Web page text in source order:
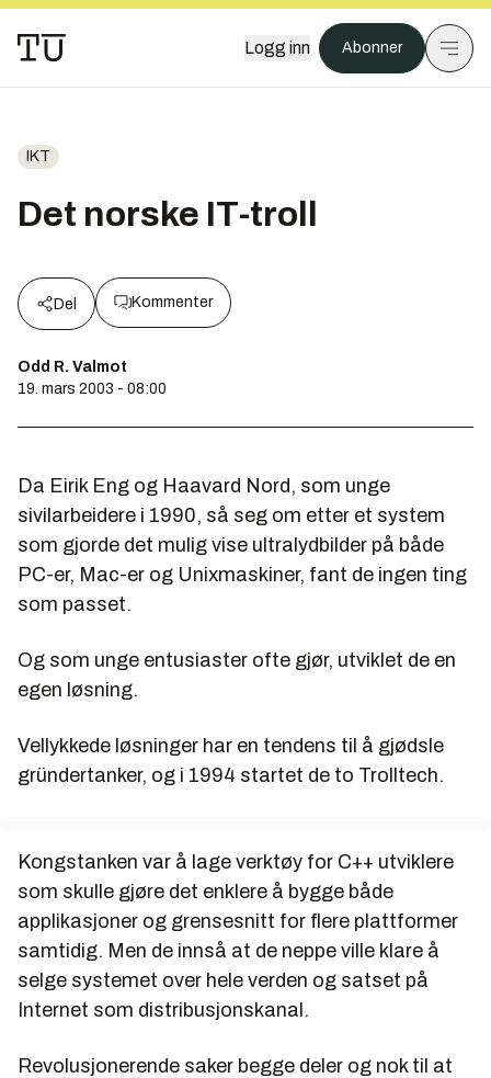
Logg inn Abonner
IKT
Det norske IT-troll
Del Kommenter
Odd R. Valmot
19. mars 2003 - 08:00
Da Eirik Eng og Haavard Nord, som unge
sivilarbeidere i 1990, så seg om etter et system
som gjorde det mulig vise ultralydbilder på både
PC-er, Mac-er og Unixmaskiner, fant de ingen ting
som passet.
Og som unge entusiaster ofte gjør, utviklet de en
egen løsning.
Vellykkede løsninger har en tendens til å gjødsle
gründertanker, og i 1994 startet de to Trolltech.
Kongstanken var å lage verktøy for C++ utviklere
som skulle gjøre det enklere å bygge både
applikasjoner og grensesnitt for flere plattformer
samtidig. Men de innså at de neppe ville klare å
selge systemet over hele verden og satset på
Internet som distribusjonskanal.
Revolusjonerende saker begge deler og nok til at